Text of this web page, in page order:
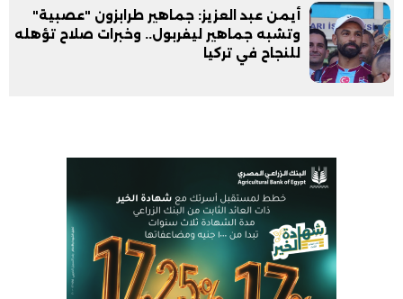
أيمن عبد العزيز: جماهير طرابزون "عصبية"
وتشبه جماهير ليفربول.. وخبرات صلاح تؤهله
للنجاح في تركيا